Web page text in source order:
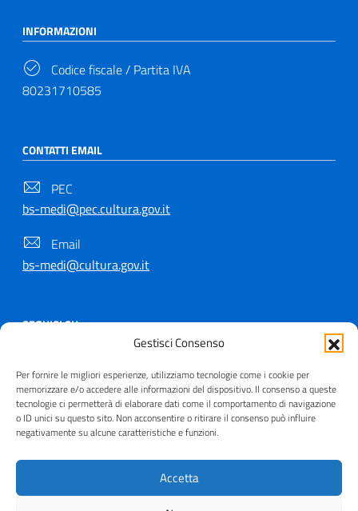
Gestisci Consenso
Per fornire le migliori esperienze, utilizziamo tecnologie come i cookie per
memorizzare e/o accedere alle informazioni del dispositivo. Il consenso a queste
tecnologie ci permetterà di elaborare dati come il comportamento di navigazione
o ID unici su questo sito. Non acconsentire o ritirare il consenso può influire
negativamente su alcune caratteristiche e funzioni.
Accetta
INFORMAZIONI
Codice fiscale / Partita IVA
80231710585
CONTATTI EMAIL
PEC
bs-medi@pec.cultura.gov.it
Email
bs-medi@cultura.gov.it
SEGUICI SU
Copyright © 2021 - 2026
Useful Links Section
| Realizzato da